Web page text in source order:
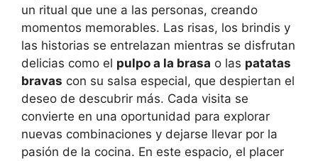
un ritual que une a las personas, creando
momentos memorables. Las risas, los brindis y
las historias se entrelazan mientras se disfrutan
delicias como el pulpo a la brasa o las patatas
bravas con su salsa especial, que despiertan el
deseo de descubrir más. Cada visita se
convierte en una oportunidad para explorar
nuevas combinaciones y dejarse llevar por la
pasión de la cocina. En este espacio, el placer